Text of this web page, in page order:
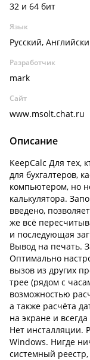
32 и 64 бит
Язык
Русский,
Разработчик
mark
Сайт
www.msolt.chat.ru
Описание
KeepCalc Для тех,
для бухгалтеров,
компьютером, но
калькулятора.
введено,
же всё
и последующая
Вывод на печать.
Оптимально
вызов из других
трее (рядом с
возможностью
а также расчёта
на экране и
Нет инсталляции.
Windows. Нигде
системный